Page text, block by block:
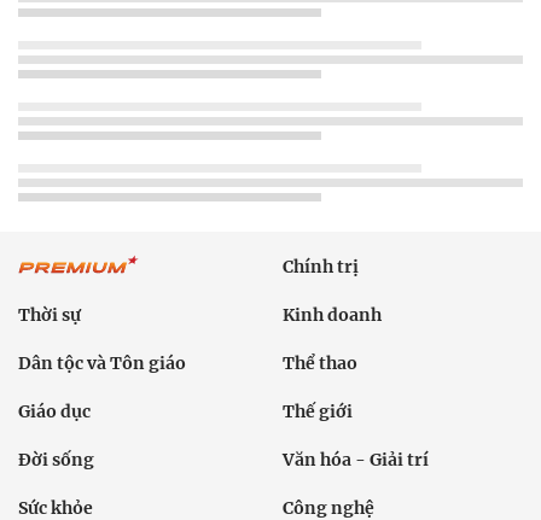
Chính trị
Thời sự Kinh doanh
Dân tộc và Tôn giáo Thể thao
Giáo dục Thế giới
Đời sống Văn hóa - Giải trí
Sức khỏe Công nghệ